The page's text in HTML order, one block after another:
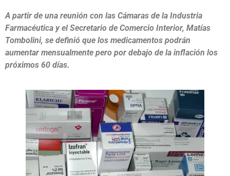
A partir de una reunión con las Cámaras de la Industria
Farmacéutica y el Secretario de Comercio Interior, Matías
Tombolini, se definió que los medicamentos podrán
aumentar mensualmente pero por debajo de la inflación los
próximos 60 días.